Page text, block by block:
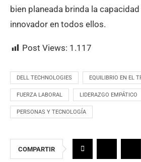
bien planeada brinda la capacidad
innovador en todos ellos.
Post Views: 1.117
DELL TECHNOLOGIES EQUILIBRIO EN EL
FUERZA LABORAL LIDERAZGO EMPÁTICO
PERSONAS Y TECNOLOGÍA
COMPARTIR